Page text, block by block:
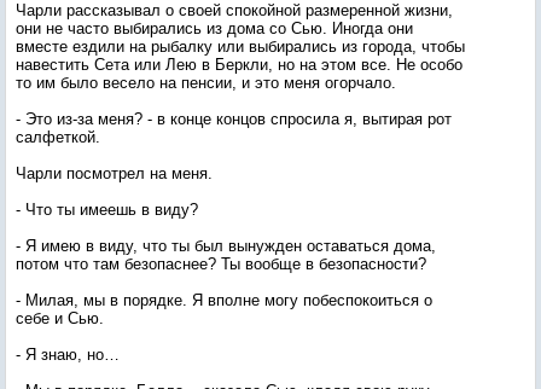
Чарли рассказывал о своей спокойной размеренной жизни,
они не часто выбирались из дома со Сью. Иногда они
вместе ездили на рыбалку или выбирались из города, чтобы
навестить Сета или Лею в Беркли, но на этом все. Не особо
то им было весело на пенсии, и это меня огорчало.
- Это из-за меня? - в конце концов спросила я, вытирая рот
салфеткой.
Чарли посмотрел на меня.
- Что ты имеешь в виду?
- Я имею в виду, что ты был вынужден оставаться дома,
потом что там безопаснее? Ты вообще в безопасности?
- Милая, мы в порядке. Я вполне могу побеспокоиться о
себе и Сью.
- Я знаю, но…